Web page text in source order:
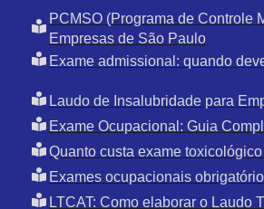
PCMSO (Programa de Controle
Empresas de São Paulo
Exame admissional: quando
Laudo de Insalubridade para
Exame Ocupacional: Guia
Quanto custa exame
Exames ocupacionais
LTCAT: Como elaborar o Laudo